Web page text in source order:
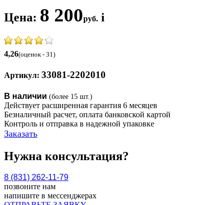
Цена: 8 200руб. i
4,26(оценок - 31)
Артикул: 33081-2202010
В наличии (более 15 шт.)
Действует расширенная гарантия 6 месяцев
Безналичный расчет, оплата банковской картой
Контроль и отправка в надежной упаковке
Заказать
Нужна консультация?
8 (831) 262-11-79
позвоните нам
напишите в мессенджерах